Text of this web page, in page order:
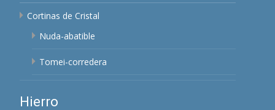
Cortinas de Cristal
Nuda-abatible
Tomei-corredera
Hierro